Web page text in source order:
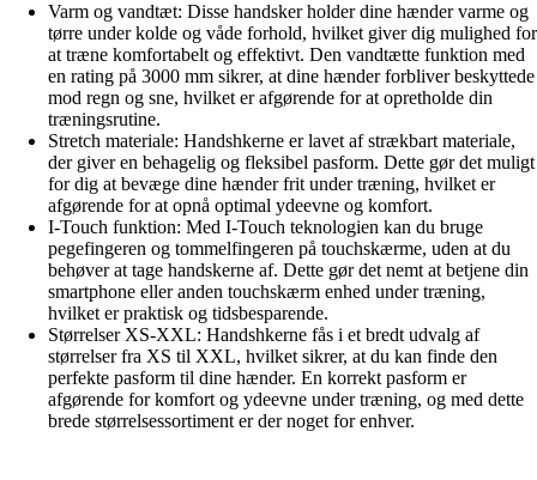
Varm og vandtæt: Disse handsker holder dine hænder varme og
tørre under kolde og våde forhold, hvilket giver dig mulighed for
at træne komfortabelt og effektivt. Den vandtætte funktion med
en rating på 3000 mm sikrer, at dine hænder forbliver beskyttede
mod regn og sne, hvilket er afgørende for at opretholde din
træningsrutine.
Stretch materiale: Handshkerne er lavet af strækbart materiale,
der giver en behagelig og fleksibel pasform. Dette gør det muligt
for dig at bevæge dine hænder frit under træning, hvilket er
afgørende for at opnå optimal ydeevne og komfort.
I-Touch funktion: Med I-Touch teknologien kan du bruge
pegefingeren og tommelfingeren på touchskærme, uden at du
behøver at tage handskerne af. Dette gør det nemt at betjene din
smartphone eller anden touchskærm enhed under træning,
hvilket er praktisk og tidsbesparende.
Størrelser XS-XXL: Handshkerne fås i et bredt udvalg af
størrelser fra XS til XXL, hvilket sikrer, at du kan finde den
perfekte pasform til dine hænder. En korrekt pasform er
afgørende for komfort og ydeevne under træning, og med dette
brede størrelsessortiment er der noget for enhver.